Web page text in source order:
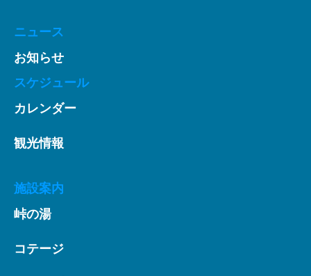
ニュース
お知らせ
スケジュール
カレンダー
観光情報
施設案内
峠の湯
コテージ